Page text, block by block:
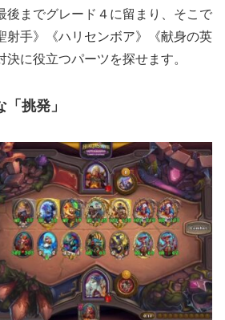
後までグレード４に留まり、そこで
射手》《ハリセンボア》《献身の英
に役立つパーツを探せます。
挑発」